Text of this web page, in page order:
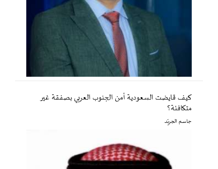
كيف قايضت السعودية أمن الجنوب العربي بصفقة غير
متكافئة؟
جاسم الجريّد